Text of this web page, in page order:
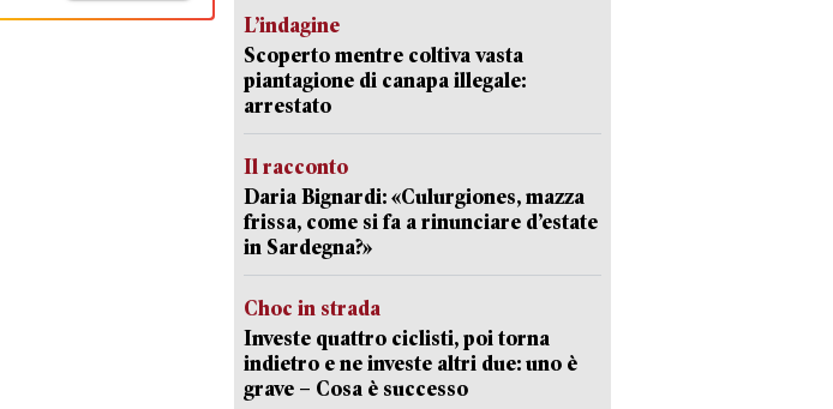
L’indagine
Scoperto mentre coltiva vasta
piantagione di canapa illegale:
arrestato
Il racconto
Daria Bignardi: «Culurgiones, mazza
frissa, come si fa a rinunciare d’estate
in Sardegna?»
Choc in strada
Investe quattro ciclisti, poi torna
indietro e ne investe altri due: uno è
grave – Cosa è successo